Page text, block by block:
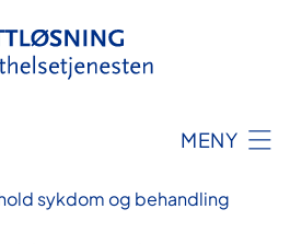
MENY
sykdom og behandling